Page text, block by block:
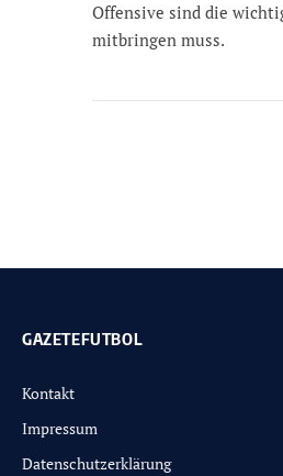
Offensive sind die
mitbringen muss.
GAZETEFUTBOL
Kontakt
Impressum
Datenschutzerklärung